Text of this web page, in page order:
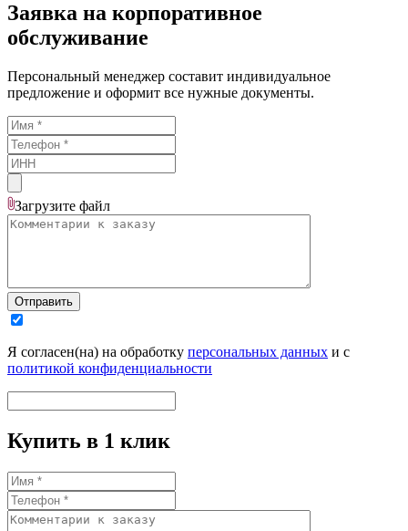
Заявка на корпоративное
обслуживание
Персональный менеджер составит индивидуальное
предложение и оформит все нужные документы.
Загрузите файл
Отправить
Я согласен(на) на обработку персональных данных и с
политикой конфиденциальности
Купить в 1 клик